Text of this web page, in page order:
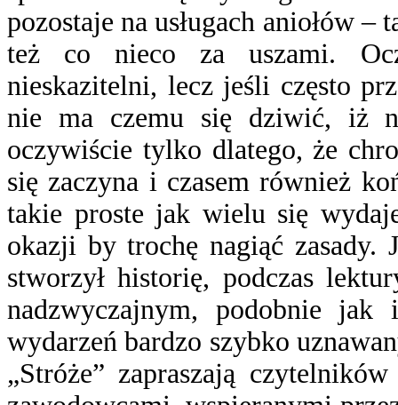
pozostaje na usługach aniołów
też co nieco za uszami.
nieskazitelni, lecz jeśli często
nie ma czemu się dziwić, iż
oczywiście tylko dlatego, że
się zaczyna i czasem również
takie proste jak wielu się
okazji by trochę nagiąć
stworzył historię, podczas
nadzwyczajnym, podobnie jak
wydarzeń bardzo szybko
„Stróże” zapraszają